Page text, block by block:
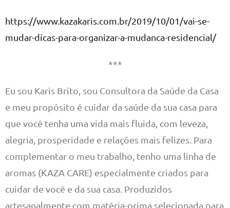
https://www.kazakaris.com.br/2019/10/01/vai-se-
mudar-dicas-para-organizar-a-mudanca-residencial/
***
Eu sou Karis Brito, sou Consultora da Saúde da Casa
e meu propósito é cuidar da saúde da sua casa para
que você tenha uma vida mais fluida, com leveza,
alegria, prosperidade e relações mais felizes. Para
complementar o meu trabalho, tenho uma linha de
aromas (KAZA CARE) especialmente criados para
cuidar de você e da sua casa. Produzidos
artesanalmente com matéria-prima selecionada para